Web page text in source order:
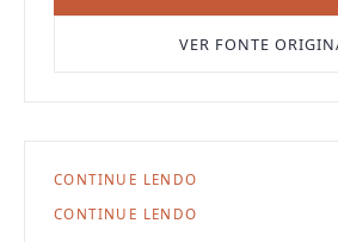
VER FONTE
CONTINUE LENDO
CONTINUE LENDO